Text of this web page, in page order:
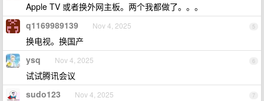
Apple TV 或者换外网主板。两个我都做了。。。
5
q1169989139 Nov 4, 2025
换电视。换国产
6
ysq Nov 4, 2025
试试腾讯会议
7
sudo123 Nov 4, 2025